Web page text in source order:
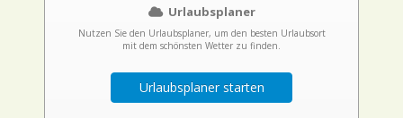
Urlaubsplaner
Nutzen Sie den Urlaubsplaner, um den besten Urlaubsort
mit dem schönsten Wetter zu finden.
Urlaubsplaner starten